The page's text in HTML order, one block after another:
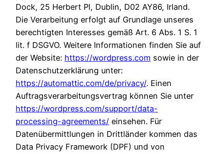
Dock, 25 Herbert Pl, Dublin, D02 AY86, Irland.
Die Verarbeitung erfolgt auf Grundlage unseres
berechtigten Interesses gemäß Art. 6 Abs. 1 S. 1
lit. f DSGVO. Weitere Informationen finden Sie auf
der Website: https://wordpress.com sowie in der
Datenschutzerklärung unter:
https://automattic.com/de/privacy/. Einen
Auftragsverarbeitungsvertrag können Sie unter
https://wordpress.com/support/data-
processing-agreements/ einsehen. Für
Datenübermittlungen in Drittländer kommen das
Data Privacy Framework (DPF) und von